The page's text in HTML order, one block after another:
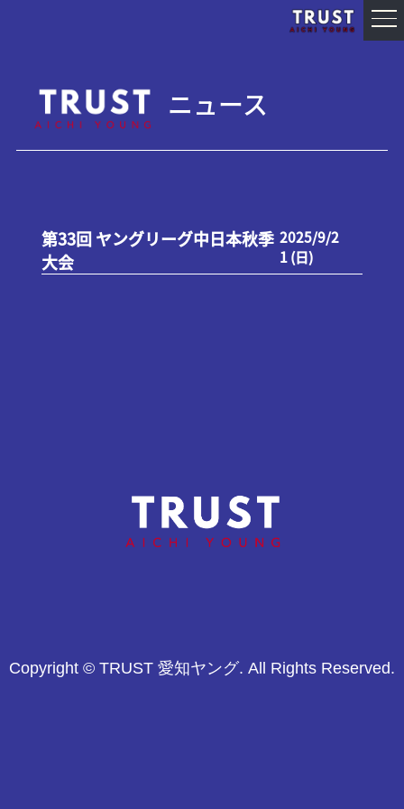
ニュース
第33回 ヤングリーグ中日本秋季
大会
2025/9/2
1 (日)
Copyright © TRUST 愛知ヤング. All Rights Reserved.